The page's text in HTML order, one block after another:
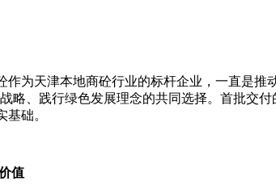
为天津本地商砼行业的标杆企业，一直是推
略、践行绿色发展理念的共同选择。首批交
础。
值